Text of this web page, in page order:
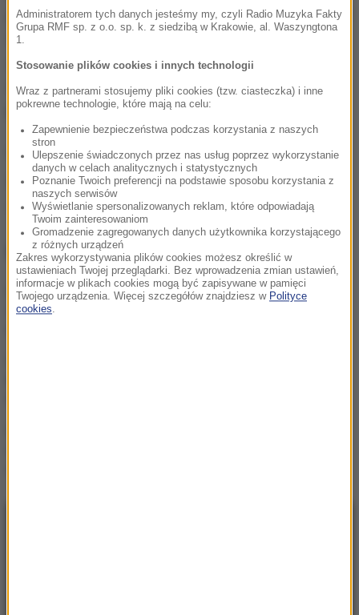
poważnie do tego problemu podejść. (...)Wiemy już, i
to jest wniosek z tego co się stało, że są potrzebne
zmiany mentalne. Dużo więcej wiedzy, dużo więcej
informacji i o to będziemy bardzo zabiegać i dbać-
podkreślił marszałek Senatu.
(mal)
Źródło: RMF24/PAP
Tagi:Senataborcja
NAJWAŻNIEJSZE FAKTY
Wielki i wydrukowany w 3D.
Administratorem tych danych jesteśmy my, czyli Radio Muzyka Fakty
Grupa RMF sp. z o.o. sp. k. z siedzibą w Krakowie, al. Waszyngtona
1.
Stosowanie plików cookies i innych technologii
Wraz z partnerami stosujemy pliki cookies (tzw. ciasteczka) i inne
pokrewne technologie, które mają na celu:
Zapewnienie bezpieczeństwa podczas korzystania z naszych
stron
Ulepszenie świadczonych przez nas usług poprzez wykorzystanie
danych w celach analitycznych i statystycznych
Poznanie Twoich preferencji na podstawie sposobu korzystania z
naszych serwisów
Wyświetlanie spersonalizowanych reklam, które odpowiadają
Twoim zainteresowaniom
Gromadzenie zagregowanych danych użytkownika korzystającego
z różnych urządzeń
Zakres wykorzystywania plików cookies możesz określić w
ustawieniach Twojej przeglądarki. Bez wprowadzenia zmian ustawień,
informacje w plikach cookies mogą być zapisywane w pamięci
Twojego urządzenia. Więcej szczegółów znajdziesz w Polityce
cookies.